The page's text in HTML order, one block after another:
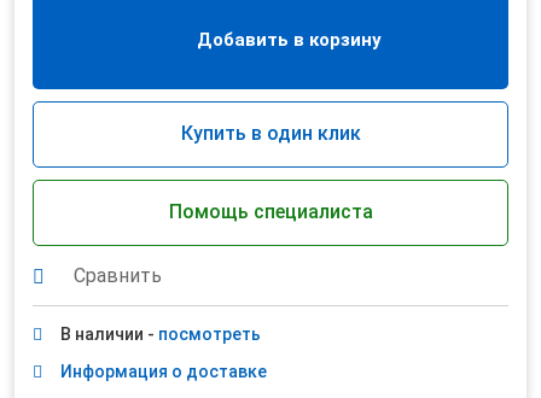
Добавить в корзину
Купить в один клик
Помощь специалиста
Сравнить
В наличии - посмотреть
Информация о доставке